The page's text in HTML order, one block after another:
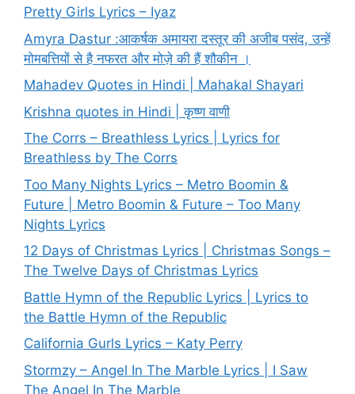
Pretty Girls Lyrics – Iyaz
Amyra Dastur :आकर्षक अमायरा दस्तूर की अजीब पसंद, उन्हें
मोमबत्तियों से है नफरत और मोज़े की हैं शौकीन ।
Mahadev Quotes in Hindi | Mahakal Shayari
Krishna quotes in Hindi | कृष्ण वाणी
The Corrs – Breathless Lyrics | Lyrics for
Breathless by The Corrs
Too Many Nights Lyrics – Metro Boomin &
Future | Metro Boomin & Future – Too Many
Nights Lyrics
12 Days of Christmas Lyrics | Christmas Songs –
The Twelve Days of Christmas Lyrics
Battle Hymn of the Republic Lyrics | Lyrics to
the Battle Hymn of the Republic
California Gurls Lyrics – Katy Perry
Stormzy – Angel In The Marble Lyrics | I Saw
The Angel In The Marble